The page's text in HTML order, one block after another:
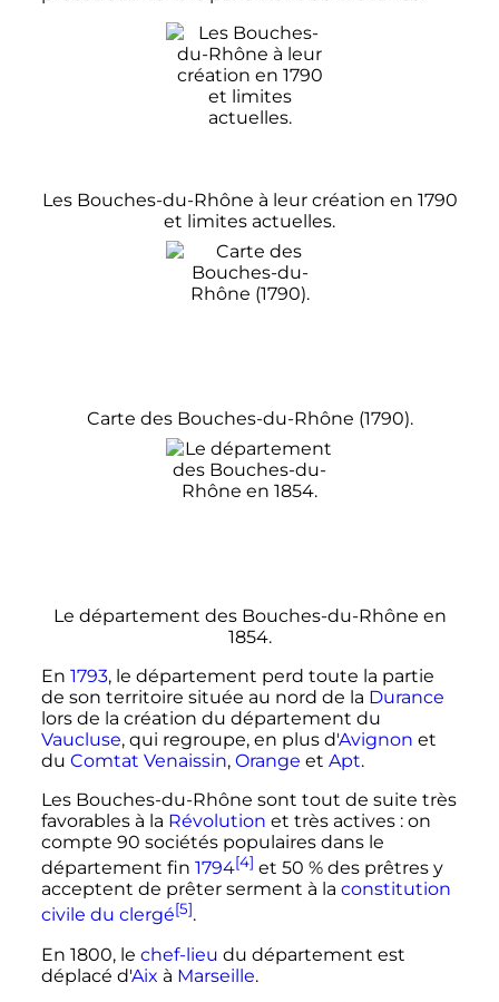
Les Bouches-du-Rhône à leur création en 1790
et limites actuelles.
Carte des Bouches-du-Rhône (1790).
Le département des Bouches-du-Rhône en
1854.
En 1793, le département perd toute la partie
de son territoire située au nord de la Durance
lors de la création du département du
Vaucluse, qui regroupe, en plus d'Avignon et
du Comtat Venaissin, Orange et Apt.
Les Bouches-du-Rhône sont tout de suite très
favorables à la Révolution et très actives : on
compte 90 sociétés populairesdans le
département fin 1794[4] et 50 % des prêtres y
acceptent de prêter serment à la constitution
civile du clergé[5].
En 1800, le chef-lieu du département est
déplacé d'Aix à Marseille.